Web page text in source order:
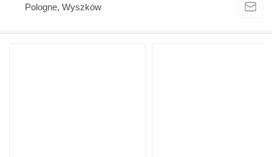
Pologne, Wyszków